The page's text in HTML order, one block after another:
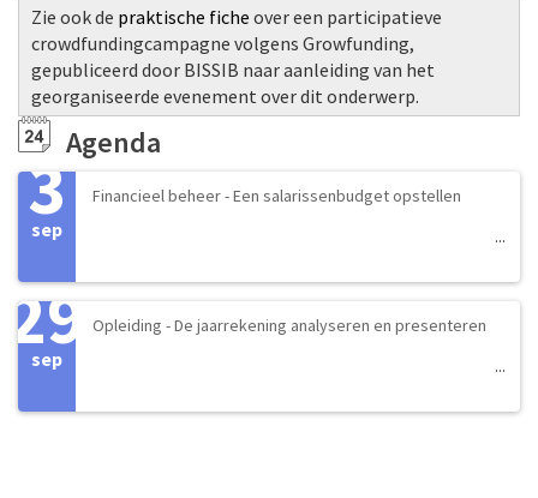
Zie ook de praktische fiche over een participatieve
crowdfundingcampagne volgens Growfunding,
gepubliceerd door BISSIB naar aanleiding van het
georganiseerde evenement over dit onderwerp.
Agenda
3
sep
Financieel beheer - Een salarissenbudget opstellen
29
sep
Opleiding - De jaarrekening analyseren en presenteren